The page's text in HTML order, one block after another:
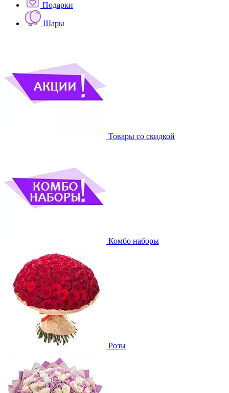
Подарки
Шары
Товары со скидкой
Комбо наборы
Розы